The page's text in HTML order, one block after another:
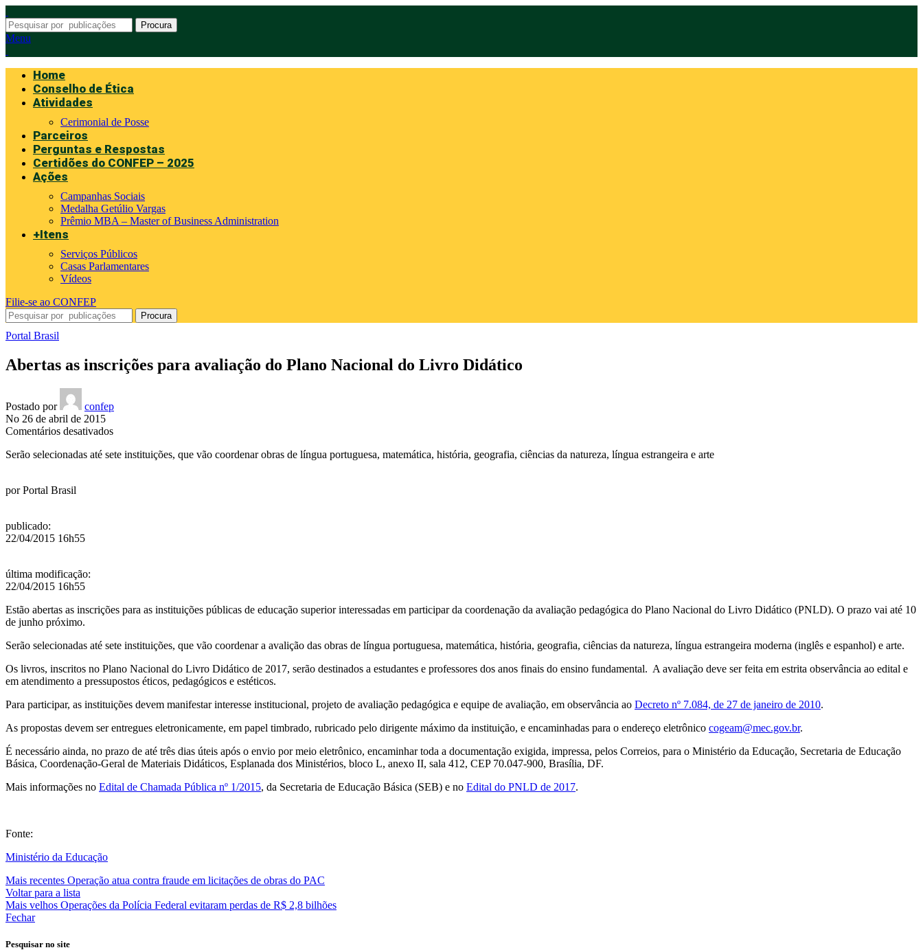
Procura
Menu
Home
Conselho de Ética
Atividades
Cerimonial de Posse
Parceiros
Perguntas e Respostas
Certidões do CONFEP – 2025
Ações
Campanhas Sociais
Medalha Getúlio Vargas
Prêmio MBA – Master of Business Administration
+Itens
Serviços Públicos
Casas Parlamentares
Vídeos
Filie-se ao CONFEP
Procura
Portal Brasil
Abertas as inscrições para avaliação do Plano Nacional do Livro Didático
Postado por
confep
No 26 de abril de 2015
Comentários desativadosem
as
Serão selecionadas até sete instituições, que vão coordenar obras de língua portuguesa, matemática, história, geografia, ciências da natureza, língua estrangeira e arte
porPortal Brasil
publicado:
22/04/2015 16h55
última modificação:
22/04/2015 16h55
Estão abertas as inscrições para as instituições públicas de educação superior interessadas em participar da coordenação da avaliação pedagógica do Plano Nacional do Livro Didático (PNLD). O prazo vai até 10
de junho próximo.
Serão selecionadas até sete instituições, que vão coordenar a avalição das obras de língua portuguesa, matemática, história, geografia, ciências da natureza, língua estrangeira moderna (inglês e espanhol) e arte.
Os livros, inscritos no Plano Nacional do Livro Didático de 2017, serão destinados a estudantes e professores dos anos finais do ensino fundamental. A avaliação deve ser feita em estrita observância ao edital e
em atendimento a pressupostos éticos, pedagógicos e estéticos.
Para participar, as instituições devem manifestar interesse institucional, projeto de avaliação pedagógica e equipe de avaliação, em observância ao Decreto nº 7.084, de 27 de janeiro de 2010.
As propostas devem ser entregues eletronicamente, em papel timbrado, rubricado pelo dirigente máximo da instituição, e encaminhadas para o endereço eletrônico cogeam@mec.gov.br.
É necessário ainda, no prazo de até três dias úteis após o envio por meio eletrônico, encaminhar toda a documentação exigida, impressa, pelos Correios, para o Ministério da Educação, Secretaria de Educação
Básica, Coordenação-Geral de Materiais Didáticos, Esplanada dos Ministérios, bloco L, anexo II, sala 412, CEP 70.047-900, Brasília, DF.
Mais informações no Edital de Chamada Pública nº 1/2015, da Secretaria de Educação Básica (SEB) e no Edital do PNLD de 2017.
Fonte:
Ministério da Educação
Mais recentes Operação atua contra fraude em licitações de obras do PAC
Voltar para a lista
Mais velhos Operações da Polícia Federal evitaram perdas de R$ 2,8 bilhões
Fechar
Pesquisar no site